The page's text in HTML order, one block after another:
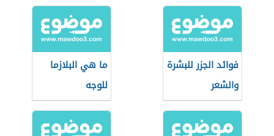
فوائد الجزر للبشرة
والشعر
ما هي البلازما
للوجه